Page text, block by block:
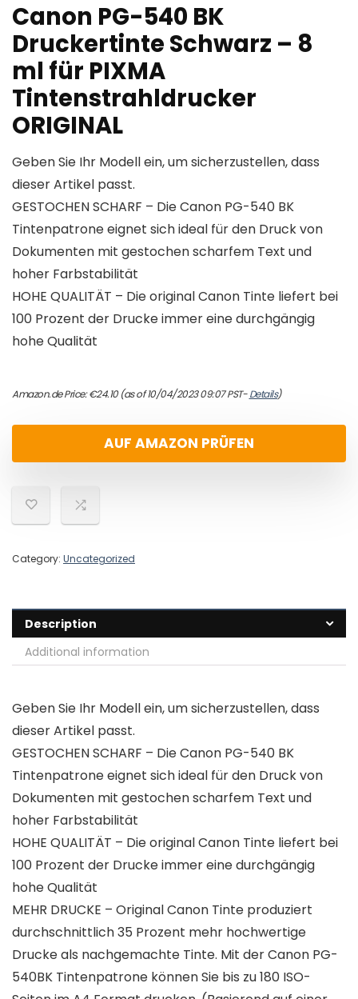
Canon PG-540 BK
Druckertinte Schwarz – 8
ml für PIXMA
Tintenstrahldrucker
ORIGINAL
Geben Sie Ihr Modell ein, um sicherzustellen, dass
dieser Artikel passt.
GESTOCHEN SCHARF – Die Canon PG-540 BK
Tintenpatrone eignet sich ideal für den Druck von
Dokumenten mit gestochen scharfem Text und
hoher Farbstabilität
HOHE QUALITÄT – Die original Canon Tinte liefert bei
100 Prozent der Drucke immer eine durchgängig
hohe Qualität
Amazon.de Price:€24.10(as of 10/04/2023 09:07 PST-Details)
AUF AMAZON PRÜFEN
Category: Uncategorized
Description
Additional information
Geben Sie Ihr Modell ein, um sicherzustellen, dass
dieser Artikel passt.
GESTOCHEN SCHARF – Die Canon PG-540 BK
Tintenpatrone eignet sich ideal für den Druck von
Dokumenten mit gestochen scharfem Text und
hoher Farbstabilität
HOHE QUALITÄT – Die original Canon Tinte liefert bei
100 Prozent der Drucke immer eine durchgängig
hohe Qualität
MEHR DRUCKE – Original Canon Tinte produziert
durchschnittlich 35 Prozent mehr hochwertige
Drucke als nachgemachte Tinte. Mit der Canon PG-
540BK Tintenpatrone können Sie bis zu 180 ISO-